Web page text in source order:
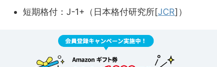
短期格付：J-1+（日本格付研究所[JCR]）